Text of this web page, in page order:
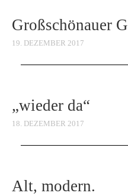
Großschönauer
19. DEZEMBER 2017
„wieder da“
18. DEZEMBER 2017
Alt, modern.